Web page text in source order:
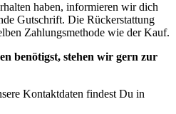
haben, informieren wir dich
Gutschrift. Die Rückerstattung
Zahlungsmethode wie der Kauf.
benötigst, stehen wir gern zur
Kontaktdaten findest Du in